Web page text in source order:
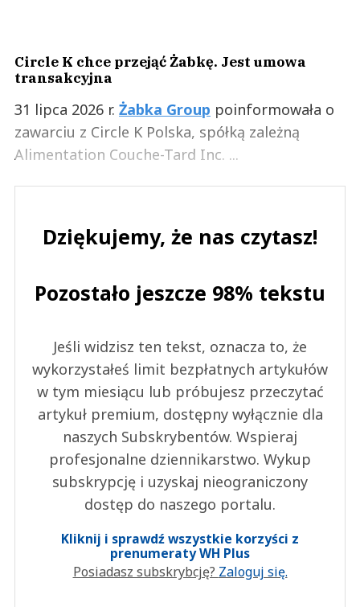
Circle K chce przejąć Żabkę. Jest umowa
transakcyjna
31 lipca 2026 r. Żabka Group poinformowała o
zawarciu z Circle K Polska, spółką zależną
Alimentation Couche-Tard Inc. ...
Dziękujemy, że nas czytasz!
Pozostało jeszcze 98% tekstu
Jeśli widzisz ten tekst, oznacza to, że
wykorzystałeś limit bezpłatnych artykułów
w tym miesiącu lub próbujesz przeczytać
artykuł premium, dostępny wyłącznie dla
naszych Subskrybentów. Wspieraj
profesjonalne dziennikarstwo. Wykup
subskrypcję i uzyskaj nieograniczony
dostęp do naszego portalu.
Kliknij i sprawdź wszystkie korzyści z
prenumeraty WH Plus
Posiadasz subskrybcję? Zaloguj się.